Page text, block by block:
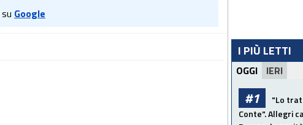
Google
I PIÙ LETTI
OGGI IERI
#1
"Lo
Conte". Allegri